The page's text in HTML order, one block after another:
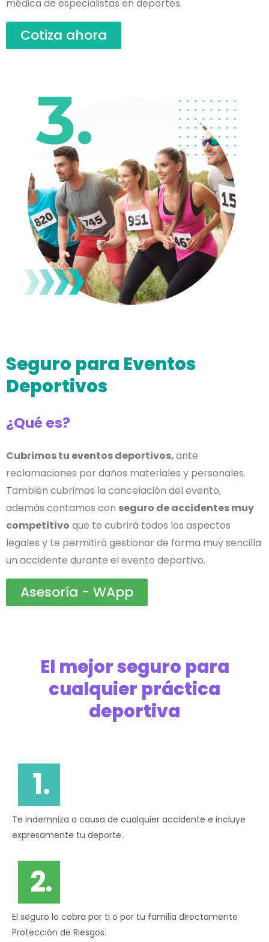
médica de especialistas en deportes.
Cotiza ahora
Seguro para Eventos
Deportivos
¿Qué es?
Cubrimos tu eventos deportivos,ante
reclamaciones por daños materiales y personales.
También cubrimos la cancelación del evento,
además contamos con seguro de accidentes muy
competitivo que te cubrirá todos los aspectos
legales y te permitirá gestionar de forma muy sencilla
un accidente durante el evento deportivo.
Asesoría - WApp
El mejor seguro para
cualquier práctica
deportiva
1.
Te indemniza a causa de cualquier accidente e incluye
expresamente tu deporte.
2.
El seguro lo cobra por ti o por tu familia directamente
Protección de Riesgos.